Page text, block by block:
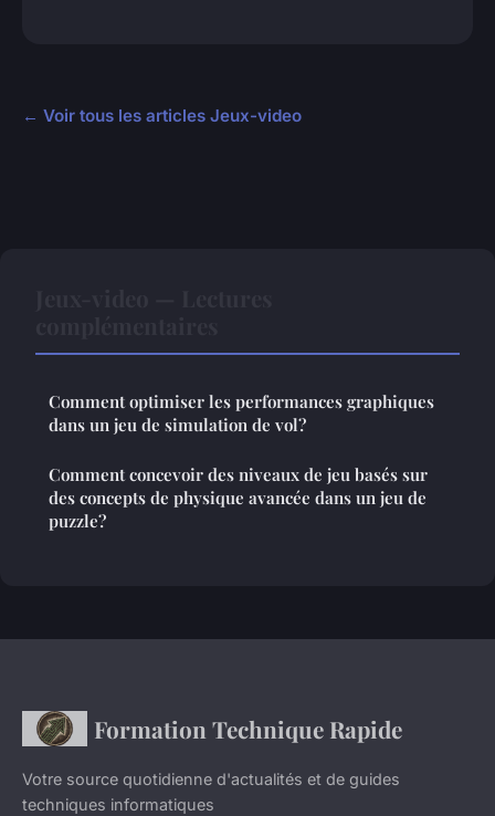
← Voir tous les articles Jeux-video
Comment optimiser les performances graphiques
dans un jeu de simulation de vol?
Comment concevoir des niveaux de jeu basés sur
des concepts de physique avancée dans un jeu de
puzzle?
Formation Technique Rapide
Votre source quotidienne d'actualités et de guides
techniques informatiques